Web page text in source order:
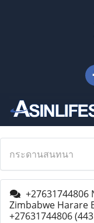
กระดานสนทนา
Zimbabwe Harare
+27631744806